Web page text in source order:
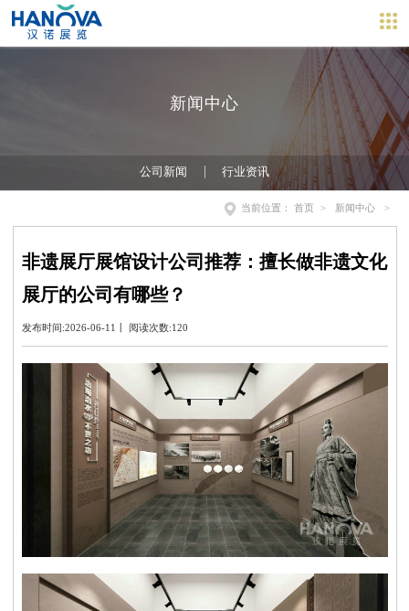
新闻中心
公司新闻 行业资讯
当前位置： 首页 > 新闻中心 >
非遗展厅展馆设计公司推荐：擅长做非遗文化
展厅的公司有哪些？
发布时间:2026-06-11丨 阅读次数:120